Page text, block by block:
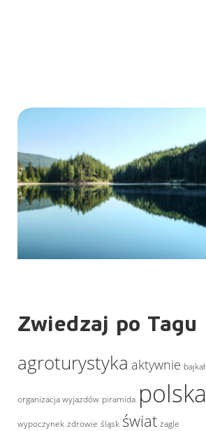
Zwiedzaj po Tagu
agroturystyka aktywnie bajkał
organizacja wyjazdów piramida polska
wypoczynek zdrowie śląsk świat żagle